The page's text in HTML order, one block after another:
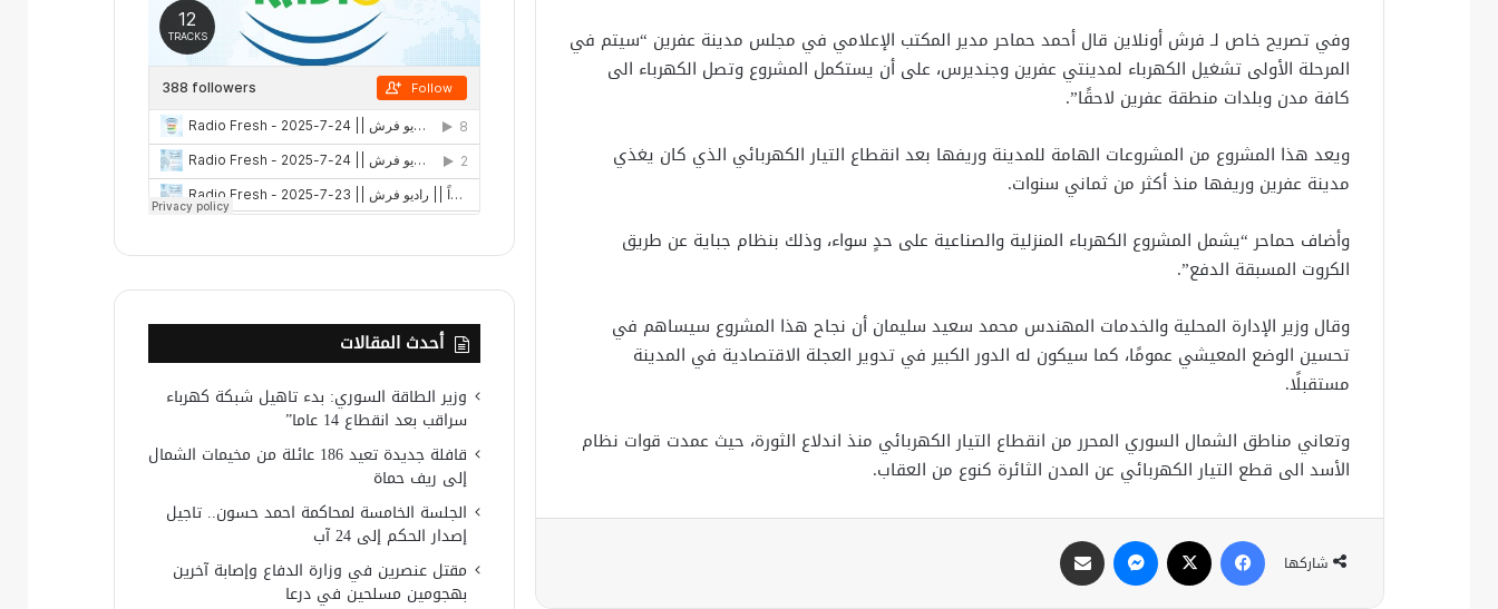
وفي تصريح خاص لـ فرش أونلاين قال أحمد حماحر مدير المكتب الإعلامي في مجلس مدينة عفرين “سيتم في
المرحلة الأولى تشغيل الكهرباء لمدينتي عفرين وجنديرس، على أن يستكمل المشروع وتصل الكهرباء الى
كافة مدن وبلدات منطقة عفرين لاحقًا”.
ويعد هذا المشروع من المشروعات الهامة للمدينة وريفها بعد انقطاع التيار الكهربائي الذي كان يغذي
مدينة عفرين وريفها منذ أكثر من ثماني سنوات.
وأضاف حماحر “يشمل المشروع الكهرباء المنزلية والصناعية على حدٍ سواء، وذلك بنظام جباية عن طريق
الكروت المسبقة الدفع”.
وقال وزير الإدارة المحلية والخدمات المهندس محمد سعيد سليمان أن نجاح هذا المشروع سيساهم في
تحسين الوضع المعيشي عمومًا، كما سيكون له الدور الكبير في تدوير العجلة الاقتصادية في المدينة
مستقبلًا.
وتعاني مناطق الشمال السوري المحرر من انقطاع التيار الكهربائي منذ اندلاع الثورة، حيث عمدت قوات نظام
الأسد الى قطع التيار الكهربائي عن المدن الثائرة كنوع من العقاب.
شاركها
فيسبوك ماسنجر
دمشق.
للسفارة السوريّة في واشنطن.
المدنيين في ريف درعا
في قلعة جندل
شخص أثناء ملاحقته في دمشق
أحدث المقالات
وزير الطاقة السوري: بدء تاهيل شبكة كهرباء
سراقب بعد انقطاع 14 عاما”
قافلة جديدة تعيد 186 عائلة من مخيمات الشمال
إلى ريف حماة
الجلسة الخامسة لمحاكمة احمد حسون.. تاجيل
إصدار الحكم إلى 24 آب
مقتل عنصرين في وزارة الدفاع وإصابة آخرين
بهجومين مسلحين في درعا